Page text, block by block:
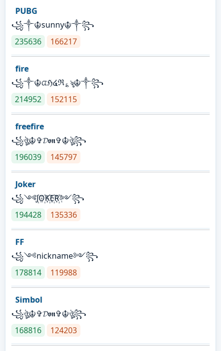
PUBG
꧁༒☬sunny☬༒꧂
235636
166217
fire
꧁༒☬ᤂℌ໔ℜ؏ৡ☬༒꧂
214952
152115
freefire
꧁ঔৣ☬✞𝓓𝖔𝖓✞☬ঔৣ꧂
196039
145797
Joker
꧁༺J꙰O꙰K꙰E꙰R꙰༻꧂
194428
135336
FF
꧁༺nickname༻꧂
178814
119988
Simbol
꧁ঔৣ☬✞𝓓𝖔𝖓✞☬ঔৣ꧂
168816
124203